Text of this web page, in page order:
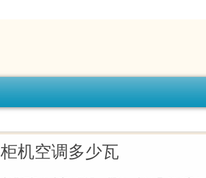
柜机空调多少瓦